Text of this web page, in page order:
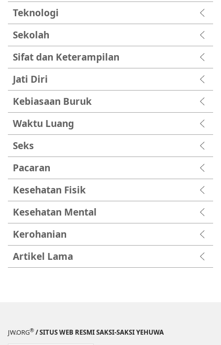
Teknologi
Sekolah
Sifat dan Keterampilan
Jati Diri
Kebiasaan Buruk
Waktu Luang
Seks
Pacaran
Kesehatan Fisik
Kesehatan Mental
Kerohanian
Artikel Lama
JW.ORG® / SITUS WEB RESMI SAKSI-SAKSI YEHUWA